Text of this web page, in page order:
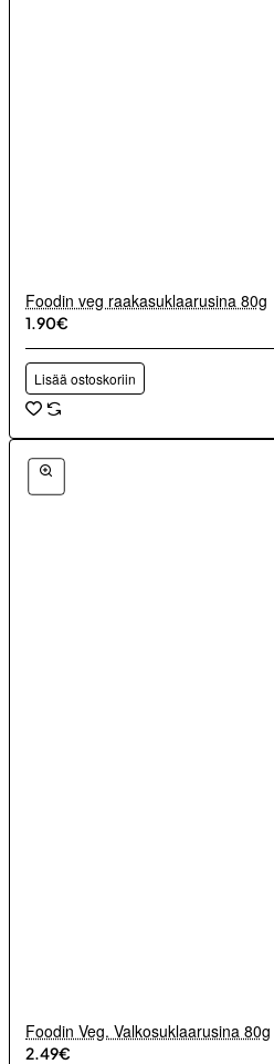
Foodin veg raakasuklaarusina 80g
1.90€
Lisää ostoskoriin
Foodin Veg. Valkosuklaarusina 80g
2.49€